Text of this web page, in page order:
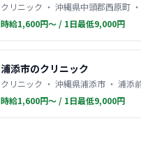
クリニック ・ 沖縄県中頭郡西原町
時給1,600円〜 / 1日最低9,000円
浦添市のクリニック
クリニック ・ 沖縄県浦添市 ・ 浦添
時給1,600円〜 / 1日最低9,000円